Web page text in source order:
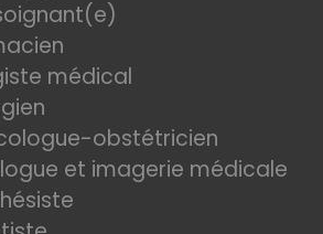
médical
obstétricien
et imagerie médicale